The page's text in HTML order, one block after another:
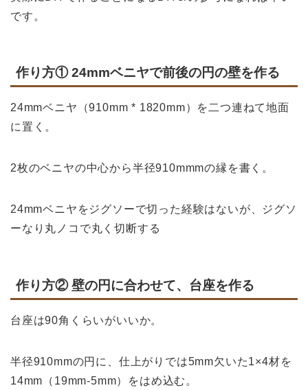
です。
作り方① 24mmベニヤで前後の円の壁を作る
24mmベニヤ（910mm * 1820mm）を二つ連ねて地面
に置く。
2枚のベニヤの中心から半径910mmmの縁を書く。
24mmベニヤをジグソーで切った経験はないが、ジグソ
ーなり丸ノコで丸く切断する
作り方② 壁の円に合わせて、台座を作る
台座は90角くらいがいいか。
半径910mmの円に、仕上がりでは5mm欠いた1×4材を
14mm（19mm-5mm）をはめ込む。